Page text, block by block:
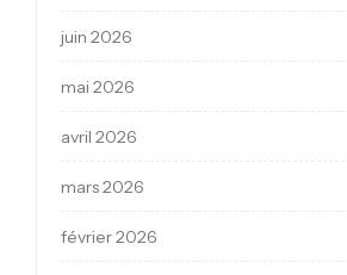
juin 2026
mai 2026
avril 2026
mars 2026
février 2026